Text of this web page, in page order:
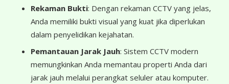
Rekaman Bukti: Dengan rekaman CCTV yang jelas,
Anda memiliki bukti visual yang kuat jika diperlukan
dalam penyelidikan kejahatan.
Pemantauan Jarak Jauh: Sistem CCTV modern
memungkinkan Anda memantau properti Anda dari
jarak jauh melalui perangkat seluler atau komputer.